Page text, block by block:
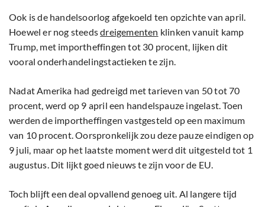
Ook is de handelsoorlog afgekoeld ten opzichte van april.
Hoewel er nog steedsdreigementen klinken vanuit kamp
Trump, met importheffingen tot 30 procent, lijken dit
vooral onderhandelingstactieken te zijn.
Nadat Amerika had gedreigd met tarieven van 50 tot 70
procent, werd op 9 april een handelspauze ingelast. Toen
werden de importheffingen vastgesteld op een maximum
van 10 procent. Oorspronkelijk zou deze pauze eindigen op
9 juli, maar op het laatste moment werd dit uitgesteld tot 1
augustus. Dit lijkt goed nieuws te zijn voor de EU.
Toch blijft een deal opvallend genoeg uit. Al langere tijd